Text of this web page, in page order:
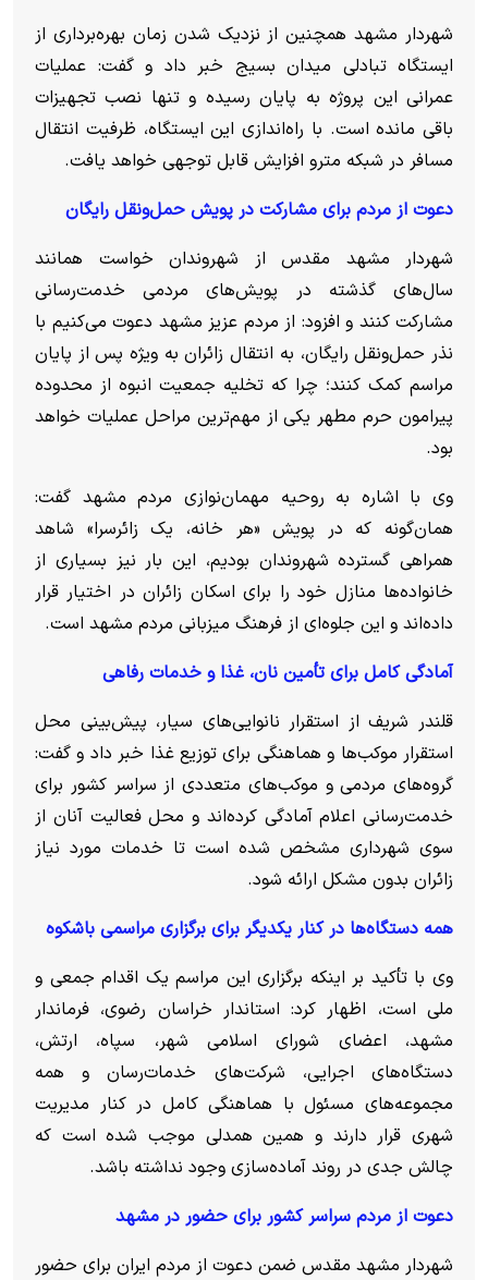
شهردار مشهد همچنین از نزدیک شدن زمان بهره‌برداری از
ایستگاه تبادلی میدان بسیج خبر داد و گفت: عملیات
عمرانی این پروژه به پایان رسیده و تنها نصب تجهیزات
باقی مانده است. با راه‌اندازی این ایستگاه، ظرفیت انتقال
مسافر در شبکه مترو افزایش قابل توجهی خواهد یافت.
دعوت از مردم برای مشارکت در پویش حمل‌ونقل رایگان
شهردار مشهد مقدس از شهروندان خواست همانند
سال‌های گذشته در پویش‌های مردمی خدمت‌رسانی
مشارکت کنند و افزود: از مردم عزیز مشهد دعوت می‌کنیم با
نذر حمل‌ونقل رایگان، به انتقال زائران به ویژه پس از پایان
مراسم کمک کنند؛ چرا که تخلیه جمعیت انبوه از محدوده
پیرامون حرم مطهر یکی از مهم‌ترین مراحل عملیات خواهد
بود.
وی با اشاره به روحیه مهمان‌نوازی مردم مشهد گفت:
همان‌گونه که در پویش «هر خانه، یک زائرسرا» شاهد
همراهی گسترده شهروندان بودیم، این بار نیز بسیاری از
خانواده‌ها منازل خود را برای اسکان زائران در اختیار قرار
داده‌اند و این جلوه‌ای از فرهنگ میزبانی مردم مشهد است.
آمادگی کامل برای تأمین نان، غذا و خدمات رفاهی
قلندر شریف از استقرار نانوایی‌های سیار، پیش‌بینی محل
استقرار موکب‌ها و هماهنگی برای توزیع غذا خبر داد و گفت:
گروه‌های مردمی و موکب‌های متعددی از سراسر کشور برای
خدمت‌رسانی اعلام آمادگی کرده‌اند و محل فعالیت آنان از
سوی شهرداری مشخص شده است تا خدمات مورد نیاز
زائران بدون مشکل ارائه شود.
همه دستگاه‌ها در کنار یکدیگر برای برگزاری مراسمی باشکوه
وی با تأکید بر اینکه برگزاری این مراسم یک اقدام جمعی و
ملی است، اظهار کرد: استاندار خراسان رضوی، فرماندار
مشهد، اعضای شورای اسلامی شهر، سپاه، ارتش،
دستگاه‌های اجرایی، شرکت‌های خدمات‌رسان و همه
مجموعه‌های مسئول با هماهنگی کامل در کنار مدیریت
شهری قرار دارند و همین همدلی موجب شده است که
چالش جدی در روند آماده‌سازی وجود نداشته باشد.
دعوت از مردم سراسر کشور برای حضور در مشهد
شهردار مشهد مقدس ضمن دعوت از مردم ایران برای حضور